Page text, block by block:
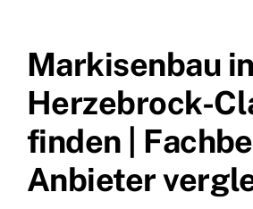
Handwerker Ratgeber
Wir über uns
Markisenbau in
Herzebrock-
finden |
Anbieter